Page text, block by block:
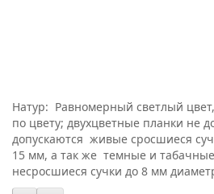
Натур: Равномерный светлый
по цвету; двухцветные планки не
допускаются живые сросшиеся
15 мм, а так же темные и
несросшиеся сучки до 8 мм